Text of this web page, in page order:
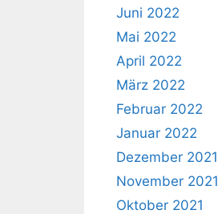
Juni 2022
Mai 2022
April 2022
März 2022
Februar 2022
Januar 2022
Dezember 2021
November 2021
Oktober 2021